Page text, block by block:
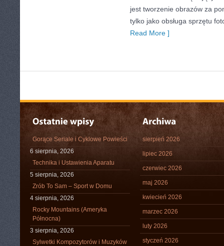
jest tworzenie obrazów za
tylko jako obsługa sprzętu
Read More ]
Gorące Seriale i Cyklowe Powieści
6 sierpnia, 2026
Technika i Ustawienia Aparatu
5 sierpnia, 2026
Zrób To Sam – Sport w Domu
4 sierpnia, 2026
Rocky Mountains (Ameryka
Północna)
3 sierpnia, 2026
Sylwetki Kompozytorów i Muzyków
sierpień 2026
lipiec 2026
czerwiec 2026
maj 2026
kwiecień 2026
marzec 2026
luty 2026
styczeń 2026